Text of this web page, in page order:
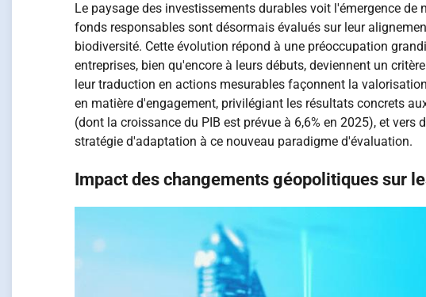
Le paysage des investissements durables voit l'émergence
fonds responsables sont désormais évalués sur leur
biodiversité. Cette évolution répond à une préoccupation
entreprises, bien qu'encore à leurs débuts, deviennent un
leur traduction en actions mesurables façonnent la
en matière d'engagement, privilégiant les résultats concrets
(dont la croissance du PIB est prévue à 6,6% en 2025), et
stratégie d'adaptation à ce nouveau paradigme d'évaluation.
Impact des changements géopolitiques sur